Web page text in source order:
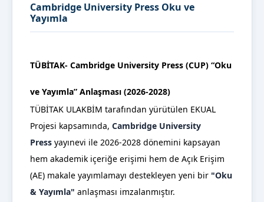
Cambridge University Press Oku ve
Yayımla
TÜBİTAK- Cambridge University Press (CUP) “Oku
ve Yayımla” Anlaşması (2026-2028)
TÜBİTAK ULAKBİM tarafından yürütülen EKUAL
Projesi kapsamında, Cambridge University
Press yayınevi ile 2026-2028 dönemini kapsayan
hem akademik içeriğe erişimi hem de Açık Erişim
(AE) makale yayımlamayı destekleyen yeni bir "Oku
& Yayımla" anlaşması imzalanmıştır.